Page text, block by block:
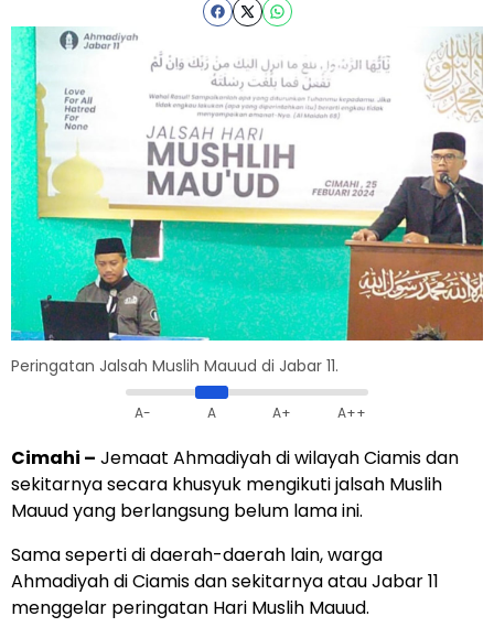
Peringatan Jalsah Muslih Mauud di Jabar 11.
A- A A+ A++
Cimahi – Jemaat Ahmadiyah di wilayah Ciamis dan
sekitarnya secara khusyuk mengikuti jalsah Muslih
Mauud yang berlangsung belum lama ini.
Sama seperti di daerah-daerah lain, warga
Ahmadiyah di Ciamis dan sekitarnya atau Jabar 11
menggelar peringatan Hari Muslih Mauud.